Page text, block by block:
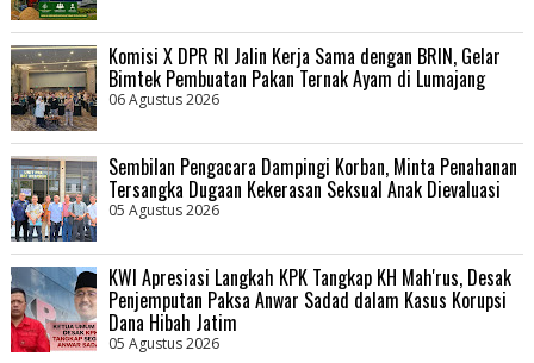
Komisi X DPR RI Jalin Kerja Sama dengan BRIN, Gelar
Bimtek Pembuatan Pakan Ternak Ayam di Lumajang
06 Agustus 2026
Sembilan Pengacara Dampingi Korban, Minta Penahanan
Tersangka Dugaan Kekerasan Seksual Anak Dievaluasi
05 Agustus 2026
KWI Apresiasi Langkah KPK Tangkap KH Mah'rus, Desak
Penjemputan Paksa Anwar Sadad dalam Kasus Korupsi
Dana Hibah Jatim
05 Agustus 2026